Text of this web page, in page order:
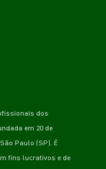
dos
em 20 de
Paulo (SP). É
fins lucrativos e de